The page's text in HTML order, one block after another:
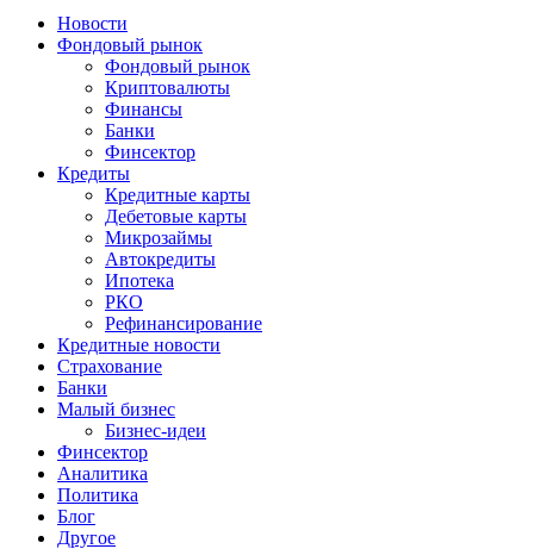
Новости
Фондовый рынок
Фондовый рынок
Криптовалюты
Финансы
Банки
Финсектор
Кредиты
Кредитные карты
Дебетовые карты
Микрозаймы
Автокредиты
Ипотека
РКО
Рефинансирование
Кредитные новости
Страхование
Банки
Малый бизнес
Бизнес-идеи
Финсектор
Аналитика
Политика
Блог
Другое